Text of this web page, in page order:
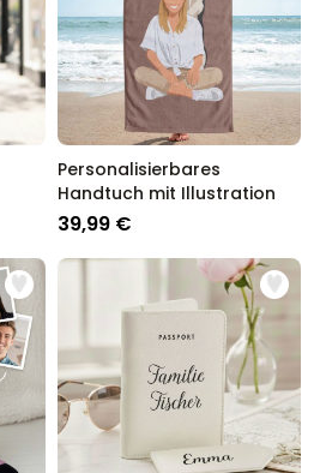
Personalisierbares
Handtuch mit Illustration
39,99 €